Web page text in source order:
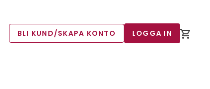
BLI KUND/SKAPA KONTO LOGGA IN